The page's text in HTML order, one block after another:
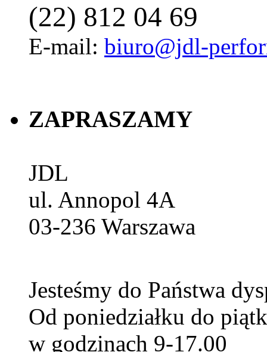
(22) 812 04 69
E-mail: biuro@jdl-
ZAPRASZAMY
JDL
ul. Annopol 4A
03-236 Warszawa
Jesteśmy do Państwa
Od poniedziałku do
w godzinach 9-17.00